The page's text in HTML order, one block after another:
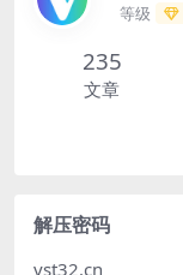
等级
235
文章
解压密码
vst32.cn